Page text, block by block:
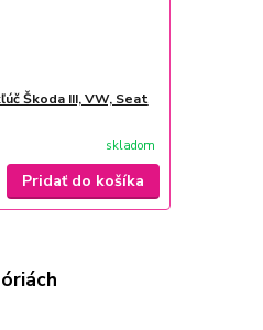
Škoda III, VW, Seat
skladom
Pridať do košíka